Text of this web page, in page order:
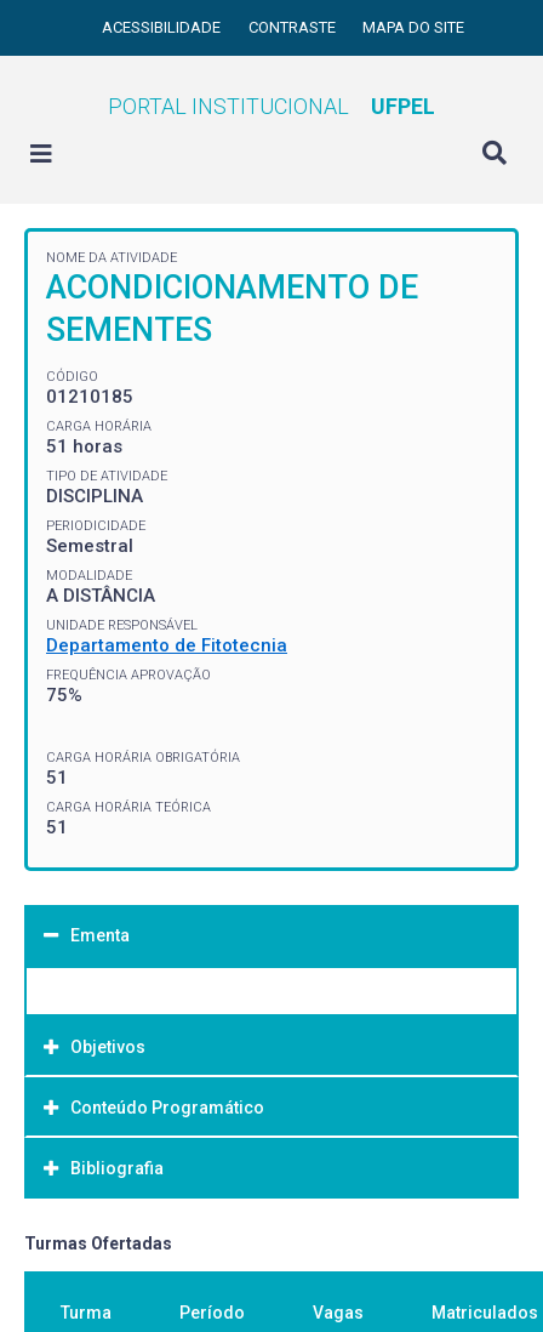
ACESSIBILIDADE CONTRASTE MAPA DO SITE
PORTAL INSTITUCIONAL UFPEL
NOME DA ATIVIDADE
ACONDICIONAMENTO DE
SEMENTES
CÓDIGO
01210185
CARGA HORÁRIA
51 horas
TIPO DE ATIVIDADE
DISCIPLINA
PERIODICIDADE
Semestral
MODALIDADE
A DISTÂNCIA
UNIDADE RESPONSÁVEL
Departamento de Fitotecnia
FREQUÊNCIA APROVAÇÃO
75%
CARGA HORÁRIA OBRIGATÓRIA
51
CARGA HORÁRIA TEÓRICA
51
Ementa
Objetivos
Objetivo Geral:
Conteúdo Programático
Bibliografia
Bibliografia Básica:
Turmas Ofertadas
Turma Período Vagas Matriculados